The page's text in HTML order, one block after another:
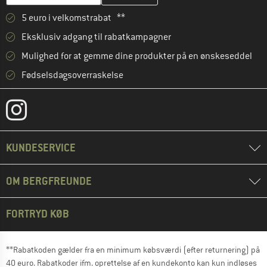
5 euro i velkomstrabat **
Eksklusiv adgang til rabatkampagner
Mulighed for at gemme dine produkter på en ønskeseddel
Fødselsdagsoverraskelse
KUNDESERVICE
OM BERGFREUNDE
FORTRYD KØB
**Rabatkoden gælder fra en minimum købsværdi (efter returnering) på
40 euro. Rabatkoder ifm. oprettelse af en kundekonto kan kun indløses